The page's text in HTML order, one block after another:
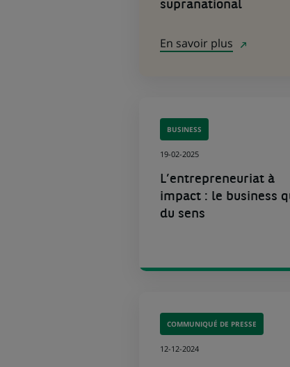
supranational
En savoir plus
BUSINESS
19-02-2025
L’entrepreneuriat à
impact : le business
du sens
COMMUNIQUÉ DE PRESSE
12-12-2024